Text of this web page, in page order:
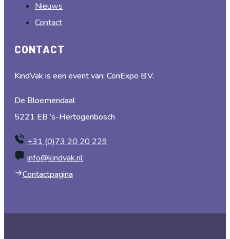
Nieuws
Contact
CONTACT
KindVak is een event van: ConExpo B.V.
De Bloemendaal
5221 EB ’s-Hertogenbosch
+31 (0)73 20 20 229
info@kindvak.nl
Contactpagina